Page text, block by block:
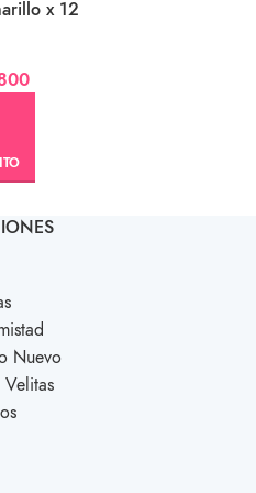
x 12
Nuevo